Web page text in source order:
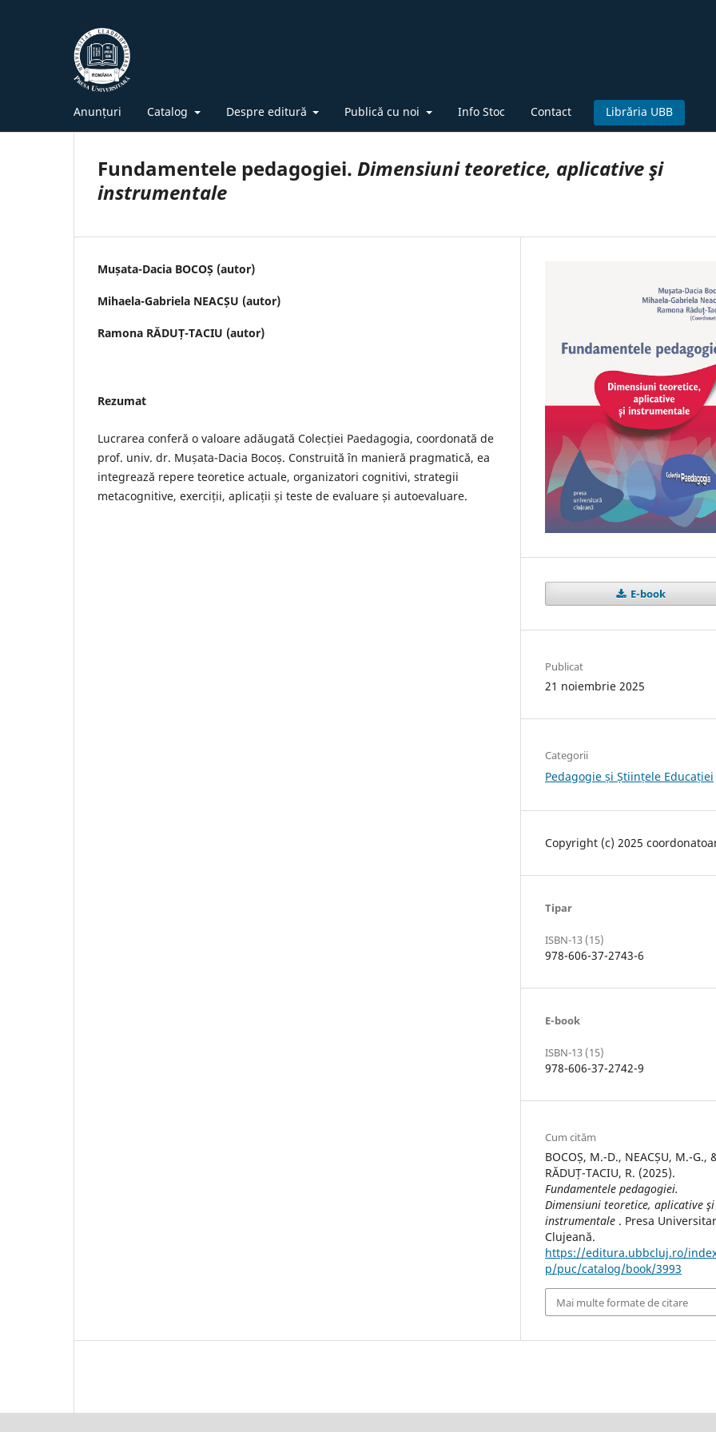
Anunțuri Catalog Despre editură Publică cu noi Info Stoc Contact Librăria UBB
Fundamentele pedagogiei. Dimensiuni teoretice, aplicative şi
instrumentale
Mușata-Dacia BOCOȘ (autor)
Mihaela-Gabriela NEACȘU (autor)
Ramona RĂDUȚ-TACIU (autor)
Rezumat
Lucrarea conferă o valoare adăugată Colecției Paedagogia, coordonată de
prof. univ. dr. Mușata-Dacia Bocoș. Construită în manieră pragmatică, ea
integrează repere teoretice actuale, organizatori cognitivi, strategii
metacognitive, exerciții, aplicații și teste de evaluare și autoevaluare.
E-book
Publicat
21 noiembrie 2025
Categorii
Pedagogie și Științele Educației
Copyright (c) 2025
Tipar
ISBN-13 (15)
978-606-37-2743-6
E-book
ISBN-13 (15)
978-606-37-2742-9
Cum cităm
BOCOȘ, M.-D., NEACȘU, M.-G.,
RĂDUȚ-TACIU, R. (2025).
Fundamentele pedagogiei.
Dimensiuni teoretice, aplicative şi
instrumentale . Presa
Clujeană.
https://editura.ubbcluj.ro/
p/puc/catalog/book/3993
Mai multe formate de citare